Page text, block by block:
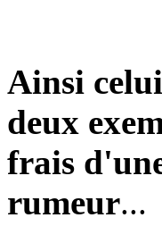
Ainsi
deux
frais
rumeur...